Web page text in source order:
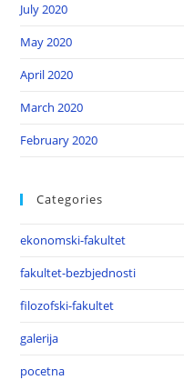
July 2020
May 2020
April 2020
March 2020
February 2020
Categories
ekonomski-fakultet
fakultet-bezbjednosti
filozofski-fakultet
galerija
pocetna